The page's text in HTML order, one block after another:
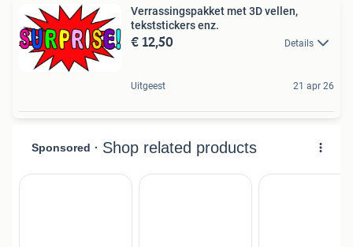
Verrassingspakket met 3D vellen,
tekststickers enz.
€ 12,50 Details
Uitgeest 21 apr 26